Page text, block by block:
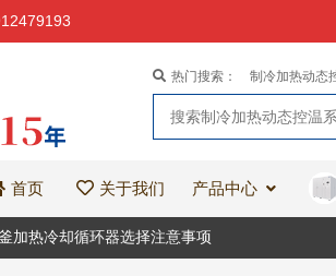
热门搜索： 制冷加热动态
首页 关于我们 产品中心
加热冷却循环器选择注意事项